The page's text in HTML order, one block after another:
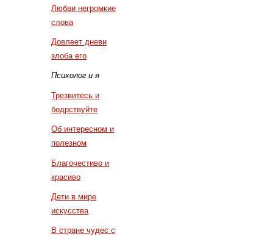
Любви негромкие
слова
Довлеет дневи
злоба его
Психолог и я
Трезвитесь и
бодрствуйте
Об интересном и
полезном
Благочестиво и
красиво
Дети в мире
искусства
В стране чудес с